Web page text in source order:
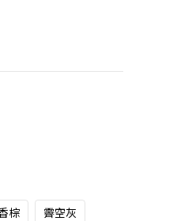
棕
霽空灰